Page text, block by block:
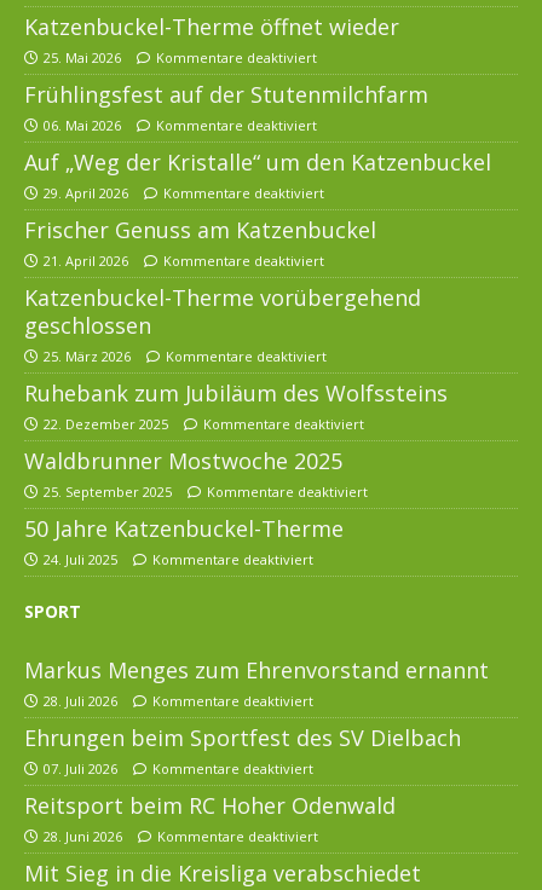
Katzenbuckel-Therme öffnet wieder
25. Mai 2026 Kommentare deaktiviert
Frühlingsfest auf der Stutenmilchfarm
06. Mai 2026 Kommentare deaktiviert
Auf „Weg der Kristalle“ um den Katzenbuckel
29. April 2026 Kommentare deaktiviert
Frischer Genuss am Katzenbuckel
21. April 2026 Kommentare deaktiviert
Katzenbuckel-Therme vorübergehend
geschlossen
25. März 2026 Kommentare deaktiviert
Ruhebank zum Jubiläum des Wolfssteins
22. Dezember 2025 Kommentare deaktiviert
Waldbrunner Mostwoche 2025
25. September 2025 Kommentare deaktiviert
50 Jahre Katzenbuckel-Therme
24. Juli 2025 Kommentare deaktiviert
SPORT
Markus Menges zum Ehrenvorstand ernannt
28. Juli 2026 Kommentare deaktiviert
Ehrungen beim Sportfest des SV Dielbach
07. Juli 2026 Kommentare deaktiviert
Reitsport beim RC Hoher Odenwald
28. Juni 2026 Kommentare deaktiviert
Mit Sieg in die Kreisliga verabschiedet